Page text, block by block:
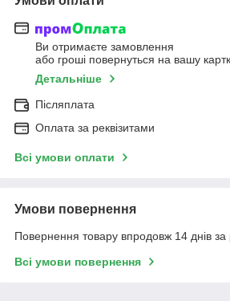
Ви отримаєте замовлення
або гроші повернуться на вашу
Детальніше
Післяплата
Оплата за реквізитами
Всі умови оплати
Умови повернення
Повернення товару впродовж 14 днів за
Всі умови повернення